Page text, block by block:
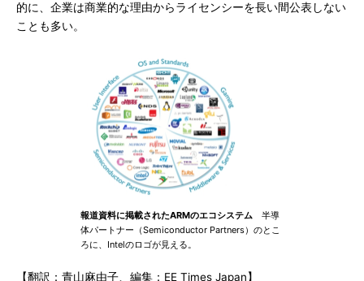
的に、企業は商業的な理由からライセンシーを長い間公表しない
ことも多い。
報道資料に掲載されたARMのエコシステム 半導
体パートナー（Semiconductor Partners）のとこ
ろに、Intelのロゴが見える。
【翻訳：青山麻由子、編集：EE Times Japan】